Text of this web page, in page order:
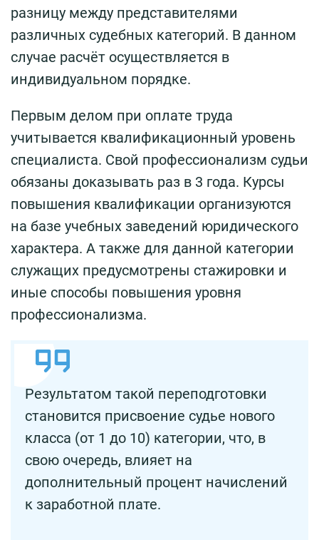
разницу между представителями
различных судебных категорий. В данном
случае расчёт осуществляется в
индивидуальном порядке.
Первым делом при оплате труда
учитывается квалификационный уровень
специалиста. Свой профессионализм судьи
обязаны доказывать раз в 3 года. Курсы
повышения квалификации организуются
на базе учебных заведений юридического
характера. А также для данной категории
служащих предусмотрены стажировки и
иные способы повышения уровня
профессионализма.
Результатом такой переподготовки
становится присвоение судье нового
класса (от 1 до 10) категории, что, в
свою очередь, влияет на
дополнительный процент начислений
к заработной плате.